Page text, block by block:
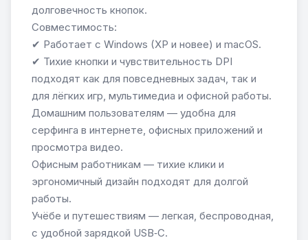
долговечность кнопок.
Совместимость:
✔ Работает с Windows (XP и новее) и macOS.
✔ Тихие кнопки и чувствительность DPI
подходят как для повседневных задач, так и
для лёгких игр, мультимедиа и офисной работы.
Домашним пользователям — удобна для
серфинга в интернете, офисных приложений и
просмотра видео.
Офисным работникам — тихие клики и
эргономичный дизайн подходят для долгой
работы.
Учёбе и путешествиям — легкая, беспроводная,
с удобной зарядкой USB‑C.